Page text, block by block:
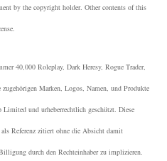
by the copyright holder. Other contents of this
40,000 Roleplay, Dark Heresy, Rogue Trader,
Marken, Logos, Namen, und Produkte
und urheberrechtlich geschützt. Diese
Referenz zitiert ohne die Absicht damit
durch den Rechteinhaber zu implizieren.